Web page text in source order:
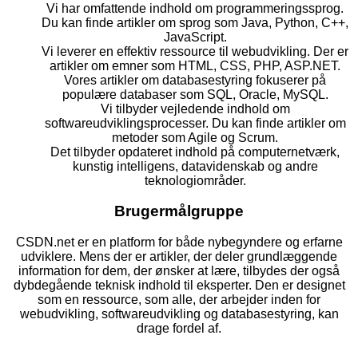
Vi har omfattende indhold om programmeringssprog.
Du kan finde artikler om sprog som Java, Python, C++,
JavaScript.
Vi leverer en effektiv ressource til webudvikling. Der er
artikler om emner som HTML, CSS, PHP, ASP.NET.
Vores artikler om databasestyring fokuserer på
populære databaser som SQL, Oracle, MySQL.
Vi tilbyder vejledende indhold om
softwareudviklingsprocesser. Du kan finde artikler om
metoder som Agile og Scrum.
Det tilbyder opdateret indhold på computernetværk,
kunstig intelligens, datavidenskab og andre
teknologiområder.
Brugermålgruppe
CSDN.net er en platform for både nybegyndere og erfarne
udviklere. Mens der er artikler, der deler grundlæggende
information for dem, der ønsker at lære, tilbydes der også
dybdegående teknisk indhold til eksperter. Den er designet
som en ressource, som alle, der arbejder inden for
webudvikling, softwareudvikling og databasestyring, kan
drage fordel af.